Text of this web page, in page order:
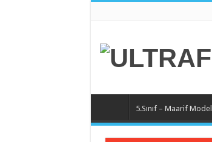
5.Sınıf – Maarif